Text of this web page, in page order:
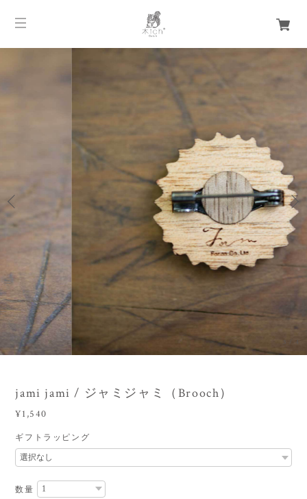
3
jami jami / ジャミジャミ（Brooch）
¥1,540
ギフトラッピング
数量